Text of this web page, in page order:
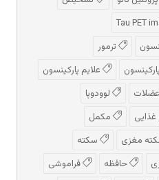
ترمور
علایم پارکینسون
لوودوپا
غذایی
مکمل
مغزی
سکته
حافظه
فراموشی